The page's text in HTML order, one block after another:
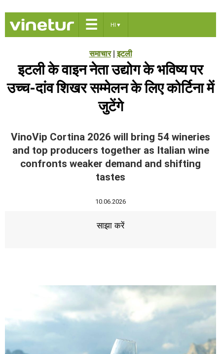
☰ HI ▼
समाचार|इटली
इटली के वाइन नेता उद्योग के भविष्य पर
उच्च-दांव शिखर सम्मेलन के लिए कोर्टिना में
जुटेंगे
VinoVip Cortina 2026 will bring 54 wineries
and top producers together as Italian wine
confronts weaker demand and shifting
tastes
10.06.2026
साझा करें